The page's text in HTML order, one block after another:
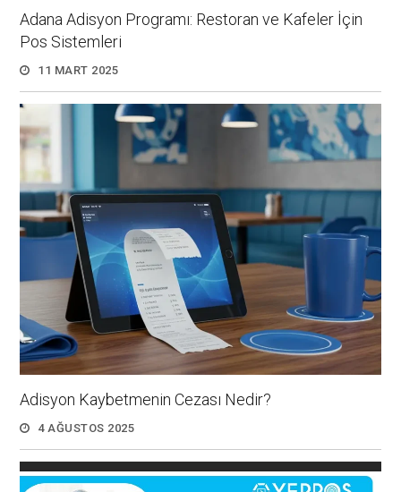
Adana Adisyon Programı: Restoran ve Kafeler İçin
Pos Sistemleri
11 MART 2025
Adisyon Kaybetmenin Cezası Nedir?
4 AĞUSTOS 2025